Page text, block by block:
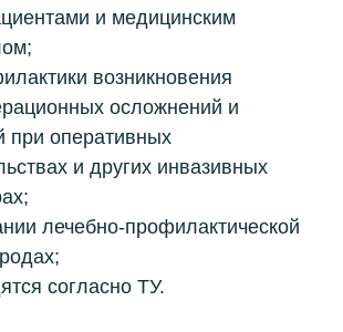
и медицинским
возникновения
осложнений и
при оперативных
и других инвазивных
лечебно-профилактической
согласно ТУ.